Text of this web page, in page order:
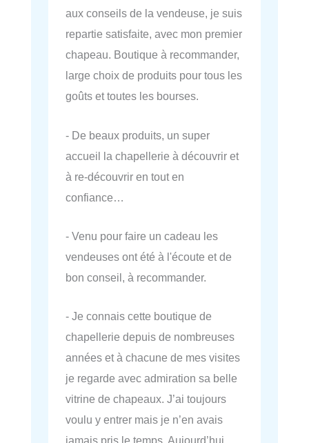
aux conseils de la vendeuse, je suis
repartie satisfaite, avec mon premier
chapeau. Boutique à recommander,
large choix de produits pour tous les
goûts et toutes les bourses.
- De beaux produits, un super
accueil la chapellerie à découvrir et
à re-découvrir en tout en
confiance…
- Venu pour faire un cadeau les
vendeuses ont été à l'écoute et de
bon conseil, à recommander.
- Je connais cette boutique de
chapellerie depuis de nombreuses
années et à chacune de mes visites
je regarde avec admiration sa belle
vitrine de chapeaux. J’ai toujours
voulu y entrer mais je n’en avais
jamais pris le temps. Aujourd’hui